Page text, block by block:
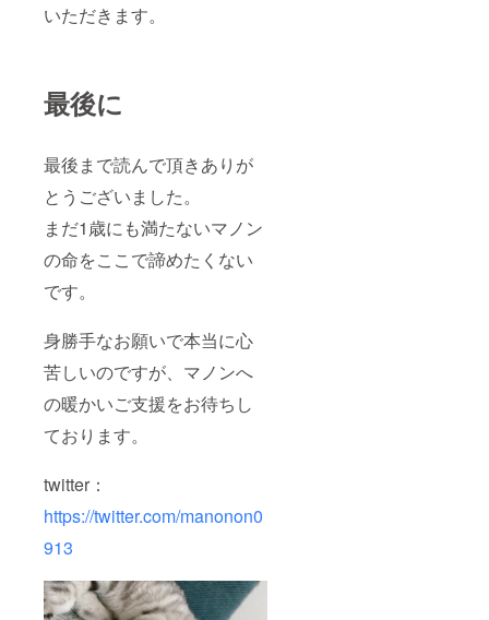
いただきます。
最後に
最後まで読んで頂きありが
とうございました。
まだ1歳にも満たないマノン
の命をここで諦めたくない
です。
身勝手なお願いで本当に心
苦しいのですが、マノンへ
の暖かいご支援をお待ちし
ております。
twitter：
https://twitter.com/manonon0
913